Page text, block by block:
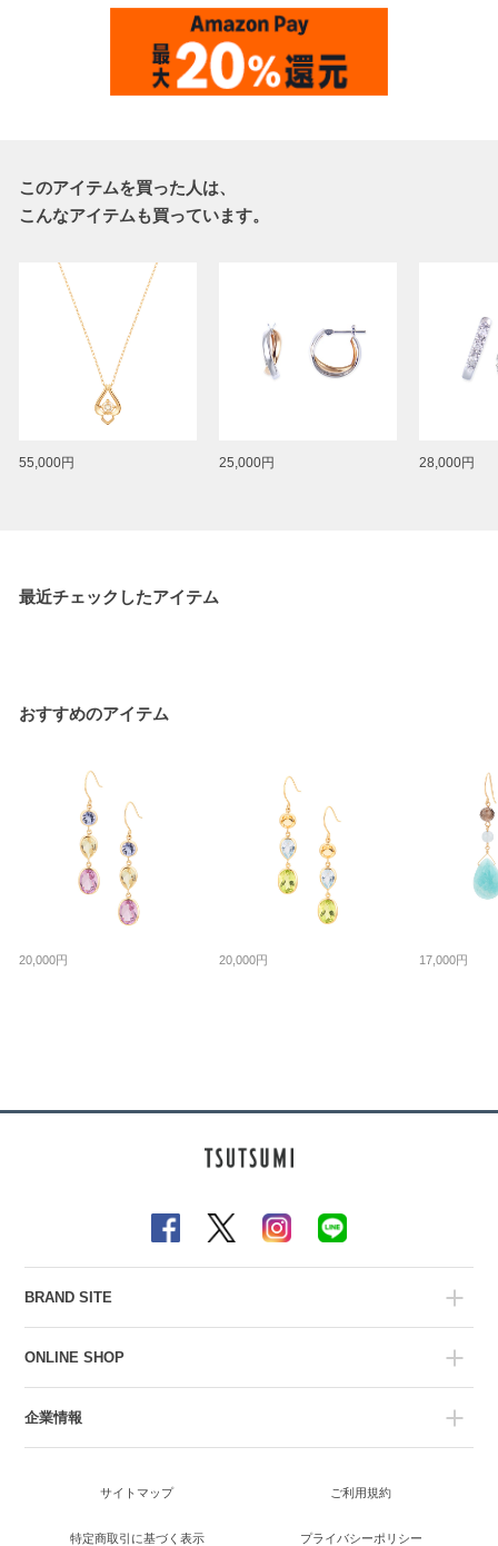
このアイテムを買った人は、
こんなアイテムも買っています。
55,000円 25,000円 28,000円
最近チェックしたアイテム
おすすめのアイテム
20,000円 20,000円 17,000円
BRAND SITE
ONLINE SHOP
企業情報
サイトマップ ご利用規約
特定商取引に基づく表示 プライバシーポリシー